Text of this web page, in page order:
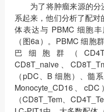
为了将肿瘤来源的
系起来，他们分析了配
体表达与 PBMC 细胞
（图6a）。PBMC 细胞
巴细胞群（
CD8T_naive、
（pDC、B 细胞）、髓
Monocyte_CD16、
（CD8T_Tem、